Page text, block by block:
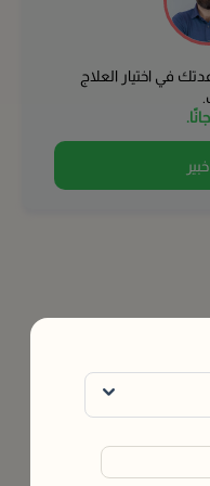
في اختيار العلاج